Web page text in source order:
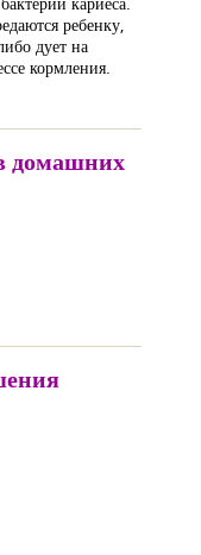
ребенку,
дует на
кормления.
домашних